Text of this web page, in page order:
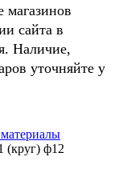
магазинов
сайта в
Наличие,
уточняйте у
(круг) ф12